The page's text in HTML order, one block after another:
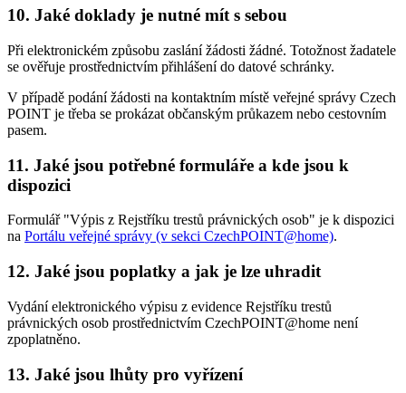
10. Jaké doklady je nutné mít s sebou
Při elektronickém způsobu zaslání žádosti žádné. Totožnost žadatele
se ověřuje prostřednictvím přihlášení do datové schránky.
V případě podání žádosti na kontaktním místě veřejné správy Czech
POINT je třeba se prokázat občanským průkazem nebo cestovním
pasem.
11. Jaké jsou potřebné formuláře a kde jsou k
dispozici
Formulář "Výpis z Rejstříku trestů právnických osob" je k dispozici
na Portálu veřejné správy (v sekci CzechPOINT@home).
12. Jaké jsou poplatky a jak je lze uhradit
Vydání elektronického výpisu z evidence Rejstříku trestů
právnických osob prostřednictvím CzechPOINT@home není
zpoplatněno.
13. Jaké jsou lhůty pro vyřízení